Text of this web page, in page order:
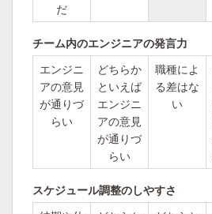
だ
チーム内のエンジニアの発言力
エンジニ
アの意見
が通りづ
らい
どちらか
といえば
エンジニ
アの意見
が通りづ
らい
職種によ
る差はな
い
スケジュール調整のしやすさ